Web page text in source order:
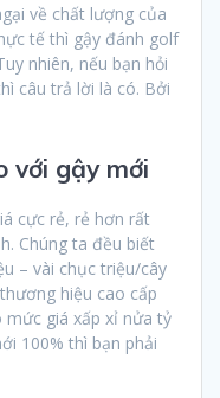
về chất lượng của
tế thì gậy đánh golf
nhiên, nếu bạn hỏi
câu trả lời là có. Bởi
với gậy mới
cực rẻ, rẻ hơn rất
Chúng ta đều biết
– vài chục triệu/cây
hiệu cao cấp
mức giá xấp xỉ nửa tỷ
100% thì bạn phải